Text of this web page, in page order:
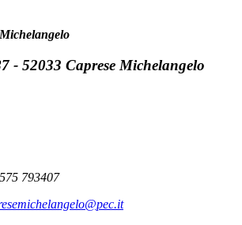
- 52033 Caprese Michelangelo
793407